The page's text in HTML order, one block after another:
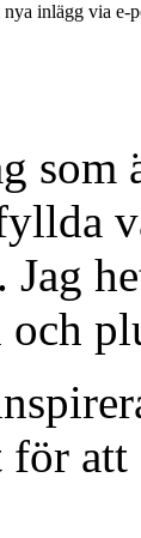
inlägg via e-
som
Jag
för